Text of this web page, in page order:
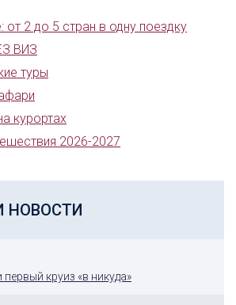
от 2 до 5 стран в одну поездку
ВИЗ
туры
курортах
2026-2027
НОВОСТИ
круиз «в никуда»